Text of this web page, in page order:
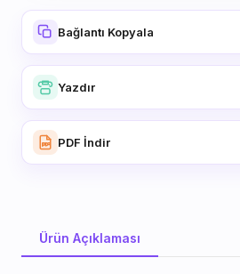
Bağlantı Kopyala
Yazdır
PDF İndir
Ürün Açıklaması